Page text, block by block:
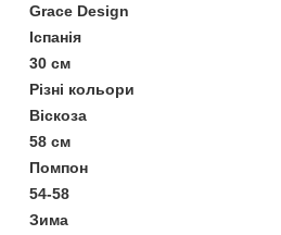
Grace Design
Іспанія
30 см
Різні кольори
Віскоза
58 см
Помпон
54-58
Зима